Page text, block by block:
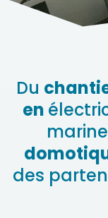
Du
en
marine
des